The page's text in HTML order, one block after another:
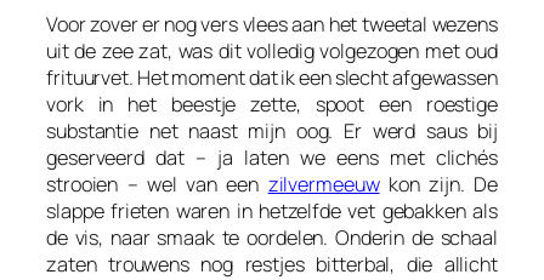
Voor zover er nog vers vlees aan het tweetal wezens
uit de zee zat, was dit volledig volgezogen met oud
frituurvet. Het moment dat ik een slecht afgewassen
vork in het beestje zette, spoot een roestige
substantie net naast mijn oog. Er werd saus bij
geserveerd dat – ja laten we eens met clichés
strooien – wel van een zilvermeeuwkon zijn. De
slappe frieten waren in hetzelfde vet gebakken als
de vis, naar smaak te oordelen. Onderin de schaal
zaten trouwens nog restjes bitterbal, die allicht